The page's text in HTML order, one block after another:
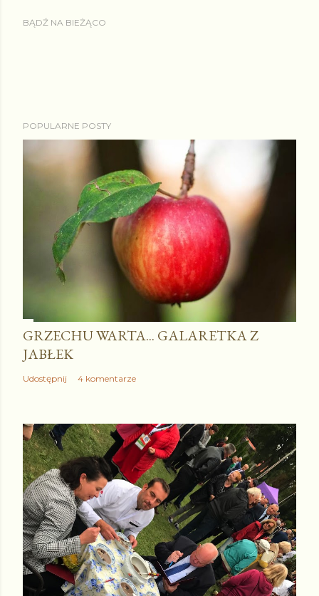
BĄDŹ NA BIEŻĄCO
POPULARNE POSTY
GRZECHU WARTA... GALARETKA Z
JABŁEK
Udostępnij 4 komentarze